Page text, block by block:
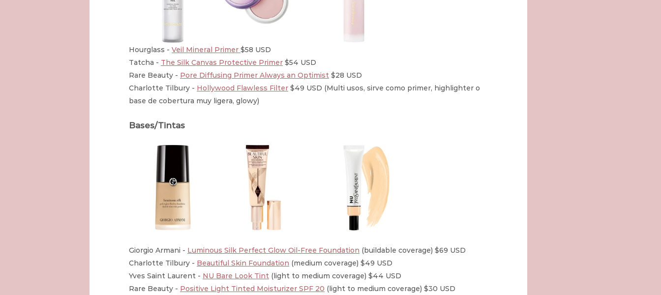
Hourglass - Veil Mineral Primer $58 USD
Tatcha - The Silk Canvas Protective Primer $54 USD
Rare Beauty - Pore Diffusing Primer Always an Optimist $28 USD
Charlotte Tilbury - Hollywood Flawless Filter $49 USD (Multi usos, sirve como primer, highlighter o
base de cobertura muy ligera, glowy)
Bases/Tintas
Giorgio Armani - Luminous Silk Perfect Glow Oil-Free Foundation (buildable coverage) $69 USD
Charlotte Tilbury - Beautiful Skin Foundation (medium coverage) $49 USD
Yves Saint Laurent - NU Bare Look Tint (light to medium coverage) $44 USD
Rare Beauty - Positive Light Tinted Moisturizer SPF 20 (light to medium coverage) $30 USD